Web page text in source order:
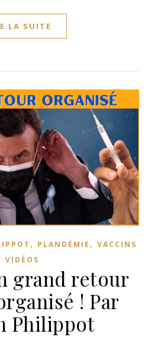
LA SUITE
, PLANDÉMIE , VACCINS
VIDÉOS
grand retour
! Par
Philippot